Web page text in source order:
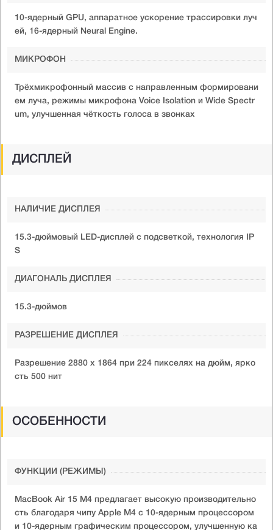
10-ядерный GPU, аппаратное ускорение трассировки луч
ей, 16-ядерный Neural Engine.
МИКРОФОН
Трёхмикрофонный массив с направленным формировани
ем луча, режимы микрофона Voice Isolation и Wide Spectr
um, улучшенная чёткость голоса в звонках
ДИСПЛЕЙ
НАЛИЧИЕ ДИСПЛЕЯ
15.3-дюймовый LED-дисплей с подсветкой, технология IP
S
ДИАГОНАЛЬ ДИСПЛЕЯ
15.3-дюймов
РАЗРЕШЕНИЕ ДИСПЛЕЯ
Разрешение 2880 x 1864 при 224 пикселях на дюйм, ярко
сть 500 нит
ОСОБЕННОСТИ
ФУНКЦИИ (РЕЖИМЫ)
​MacBook Air 15 M4 предлагает высокую производительно
сть благодаря чипу Apple M4 с 10-ядерным процессором
и 10-ядерным графическим процессором, улучшенную ка